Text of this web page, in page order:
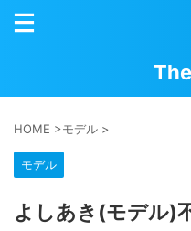
HOME >モデル >
モデル
よしあき(モデル)